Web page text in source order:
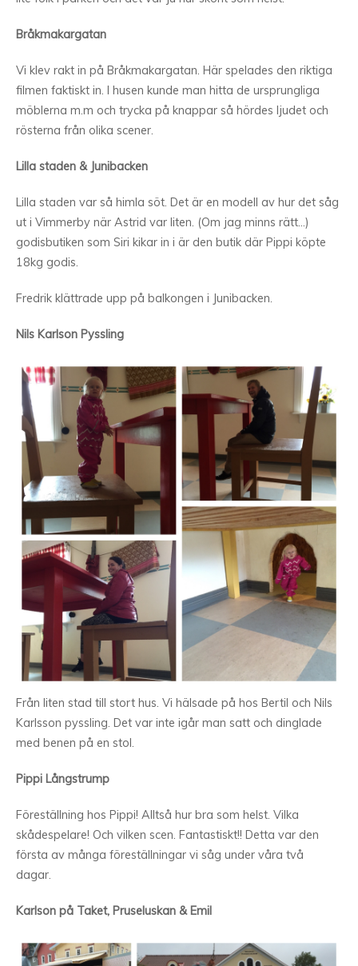
Bråkmakargatan
Vi klev rakt in på Bråkmakargatan. Här spelades den riktiga
filmen faktiskt in. I husen kunde man hitta de ursprungliga
möblerna m.m och trycka på knappar så hördes ljudet och
rösterna från olika scener.
Lilla staden & Junibacken
Lilla staden var så himla söt. Det är en modell av hur det såg
ut i Vimmerby när Astrid var liten. (Om jag minns rätt…)
godisbutiken som Siri kikar in i är den butik där Pippi köpte
18kg godis.
Fredrik klättrade upp på balkongen i Junibacken.
Nils Karlson Pyssling
Från liten stad till stort hus. Vi hälsade på hos Bertil och Nils
Karlsson pyssling. Det var inte igår man satt och dinglade
med benen på en stol.
Pippi Långstrump
Föreställning hos Pippi! Alltså hur bra som helst. Vilka
skådespelare! Och vilken scen. Fantastiskt!! Detta var den
första av många föreställningar vi såg under våra två
dagar.
Karlson på Taket, Pruseluskan & Emil